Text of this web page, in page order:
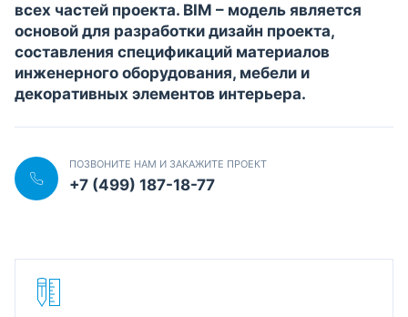
всех частей проекта. BIM – модель является
основой для разработки дизайн проекта,
составления спецификаций материалов
инженерного оборудования, мебели и
декоративных элементов интерьера.
ПОЗВОНИТЕ НАМ И ЗАКАЖИТЕ ПРОЕКТ
+7 (499) 187-18-77